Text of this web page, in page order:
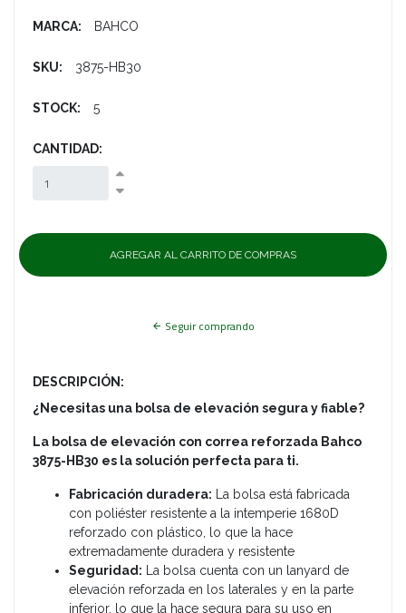
MARCA: BAHCO
SKU: 3875-HB30
STOCK: 5
CANTIDAD:
Seguir comprando
DESCRIPCIÓN:
¿Necesitas una bolsa de elevación segura y fiable?
La bolsa de elevación con correa reforzada Bahco
3875-HB30 es la solución perfecta para ti.
Fabricación duradera: La bolsa está fabricada
con poliéster resistente a la intemperie 1680D
reforzado con plástico, lo que la hace
extremadamente duradera y resistente
Seguridad: La bolsa cuenta con un lanyard de
elevación reforzada en los laterales y en la parte
inferior, lo que la hace segura para su uso en